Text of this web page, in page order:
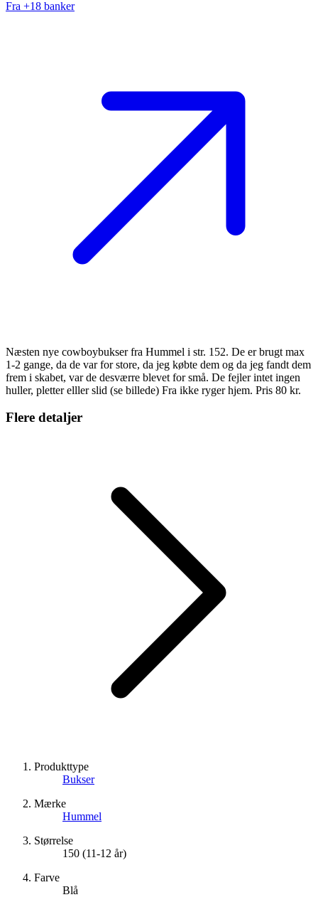
Fra +18 banker
Næsten nye cowboybukser fra Hummel i str. 152. De er brugt max
1-2 gange, da de var for store, da jeg købte dem og da jeg fandt dem
frem i skabet, var de desværre blevet for små. De fejler intet ingen
huller, pletter elller slid (se billede) Fra ikke ryger hjem. Pris 80 kr.
Flere detaljer
Produkttype
Bukser
Mærke
Hummel
Størrelse
150 (11-12 år)
Farve
Blå